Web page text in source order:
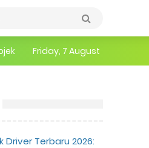
Friday, 7 August
Driver Terbaru 2026: